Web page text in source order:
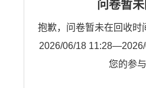
问卷暂
抱歉，问卷暂未在回收时
2026/06/18
您的参与